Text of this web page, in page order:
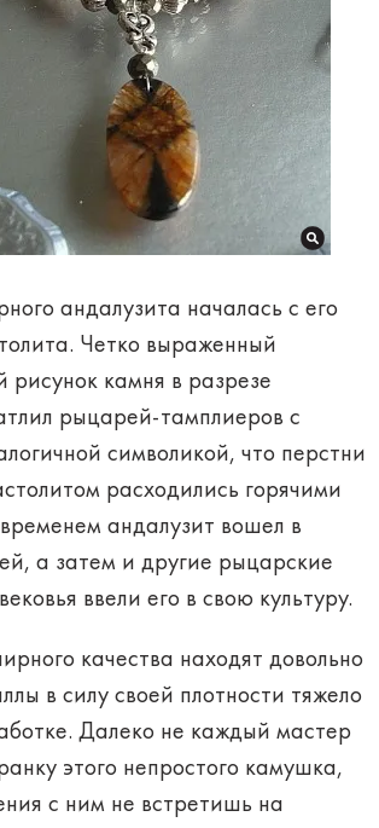
андалузита началась с его
Четко выраженный
рисунок камня в разрезе
рыцарей-тамплиеров с
символикой, что перстни
расходились горячими
андалузит вошел в
а затем и другие рыцарские
ввели его в свою культуру.
качества находят довольно
в силу своей плотности тяжело
Далеко не каждый мастер
этого непростого камушка,
с ним не встретишь на